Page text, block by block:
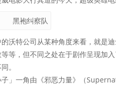
的沃特公司从某种角度来看，就是
等，但不同之处在于剧作呈现加
。
子」一角由《邪恶力量》（